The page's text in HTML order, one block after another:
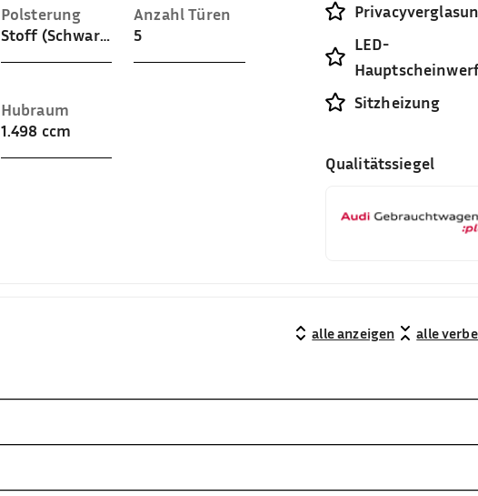
Polsterung
Stoff (Schwarz)
Anzahl Türen
5
Hubraum
1.498 ccm
LED-
Sitzheizung
Qualitätssiegel
alle anzeigen alle